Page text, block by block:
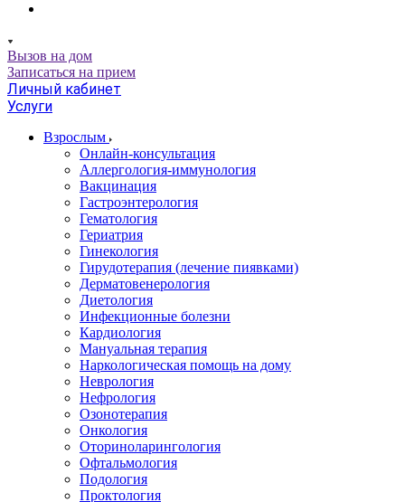
Вызов на дом
Записаться на прием
Личный кабинет
Услуги
Взрослым
Онлайн-консультация
Аллергология-иммунология
Вакцинация
Гастроэнтерология
Гематология
Гериатрия
Гинекология
Гирудотерапия (лечение пиявками)
Дерматовенерология
Диетология
Инфекционные болезни
Кардиология
Мануальная терапия
Наркологическая помощь на дому
Неврология
Нефрология
Озонотерапия
Онкология
Оториноларингология
Офтальмология
Подология
Проктология